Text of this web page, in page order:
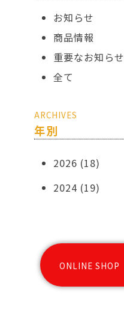
お知らせ
商品情報
重要なお知らせ
全て
ARCHIVES
年別
2026 (18)
2024 (19)
ONLINE SHOP